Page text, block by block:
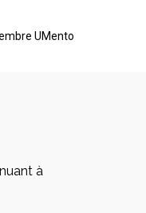
UMento
à